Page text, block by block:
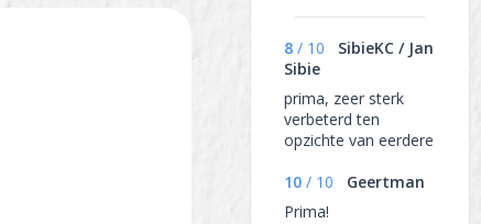
8 / 10
SibieKC / Jan
Sibie
prima, zeer sterk
verbeterd ten
opzichte van eerdere
10 / 10
Geertman
Prima!